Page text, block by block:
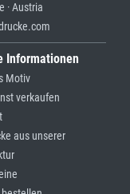
· Austria
Informationen
Motiv
verkaufen
aus unserer